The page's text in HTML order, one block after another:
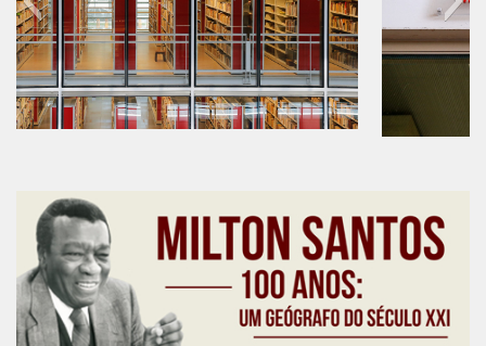
CPg
CRInt
CSA
Acadêmico
Representação Discente
Licitações e Contratos
Abertas
Encerradas